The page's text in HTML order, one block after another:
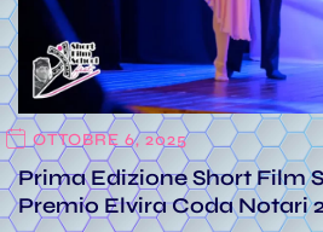
OTTOBRE 6, 2025
Prima Edizione Short Film
Premio Elvira Coda Notari